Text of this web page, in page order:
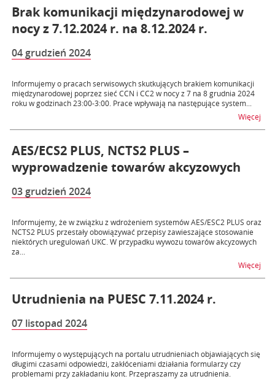
Brak komunikacji międzynarodowej w
nocy z 7.12.2024 r. na 8.12.2024 r.
04 grudzień 2024
Informujemy o pracach serwisowych skutkujących brakiem komunikacji
międzynarodowej poprzez sieć CCN i CC2 w nocy z 7 na 8 grudnia 2024
roku w godzinach 23:00-3:00. Prace wpływają na następujące system...
Więcej
AES/ECS2 PLUS, NCTS2 PLUS –
wyprowadzenie towarów akcyzowych
03 grudzień 2024
Informujemy, że w związku z wdrożeniem systemów AES/ESC2 PLUS oraz
NCTS2 PLUS przestały obowiązywać przepisy zawieszające stosowanie
niektórych uregulowań UKC. W przypadku wywozu towarów akcyzowych
za...
Więcej
Utrudnienia na PUESC 7.11.2024 r.
07 listopad 2024
Informujemy o występujących na portalu utrudnieniach objawiających się
długimi czasami odpowiedzi, zakłóceniami działania formularzy czy
problemami przy zakładaniu kont. Przepraszamy za utrudnienia.